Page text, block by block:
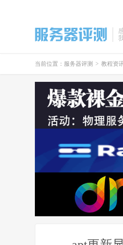
当前位置： 服务器评测 > 教程资